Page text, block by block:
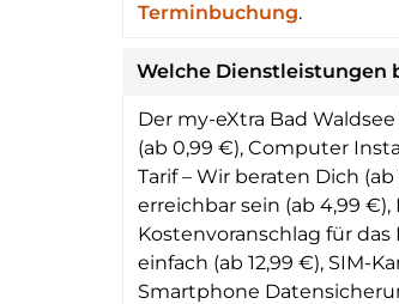
Terminbuchung.
Welche Dienstleistungen
Der my-eXtra Bad
(ab 0,99 €), Computer
Tarif – Wir beraten Dich
erreichbar sein (ab 4,99
Kostenvoranschlag für
einfach (ab 12,99 €), SIM-
Smartphone